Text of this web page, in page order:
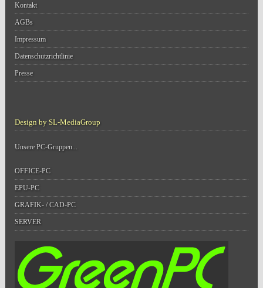
Kontakt
AGBs
Impressum
Datenschutzrichtlinie
Presse
Design by SL-MediaGroup
Unsere PC-Gruppen...
OFFICE-PC
EPU-PC
GRAFIK- / CAD-PC
SERVER